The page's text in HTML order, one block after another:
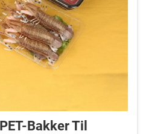
Bakker Til